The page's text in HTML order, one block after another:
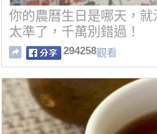
你的農曆生日是哪天，就
太準了，千萬別錯過！
294258觀看